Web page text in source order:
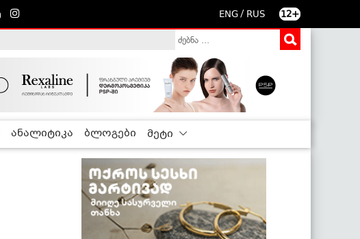
ENG / RUS 12+
ანალიტიკა ბლოგები მეტი